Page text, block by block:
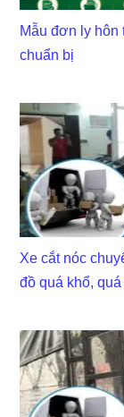
Mẫu đơn ly hôn
chuẩn bị
Xe cắt nóc
đồ quá khổ, quá